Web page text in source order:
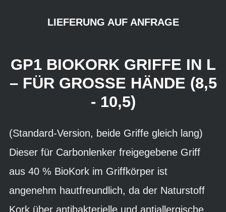
LIEFERUNG AUF ANFRAGE
GP1 BIOKORK GRIFFE IN L
– FÜR GROSSE HÄNDE (8,5 -
10,5)
(Standard-Version, beide Griffe gleich lang)
Dieser für Carbonlenker freigegebene Griff
aus 40 % BioKork im Griffkörper ist
angenehm hautfreundlich, da der Naturstoff
Kork über antibakterielle und antiallergische